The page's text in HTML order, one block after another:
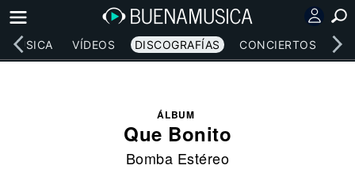
MÚSICA VÍDEOS DISCOGRAFÍAS CONCIERTOS
ÁLBUM
Que Bonito
Bomba Estéreo